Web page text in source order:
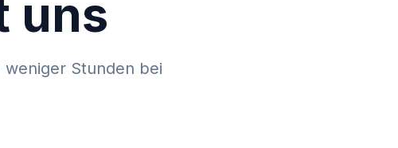
uns
weniger Stunden bei